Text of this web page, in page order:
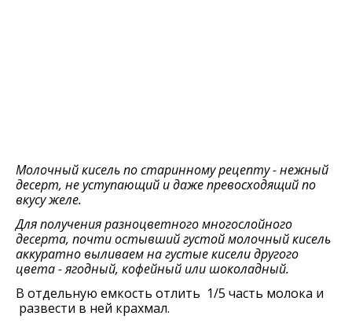
Молочный кисель по старинному рецепту - нежный
десерт, не уступающий и даже превосходящий по
вкусу желе.
Для получения разноцветного многослойного
десерта, почти остывший густой молочный кисель
аккуратно выливаем на густые кисели другого
цвета - ягодный, кофейный или шоколадный.
В отдельную емкость отлить 1/5 часть молока и
развести в ней крахмал.